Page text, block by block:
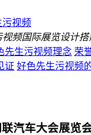
污视频
先生污视频理念 荣
证 好色先生污视频
汽车大会展览